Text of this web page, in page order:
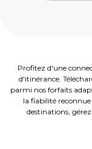
Profitez d'une
d'itinérance.
parmi nos forfaits
la fiabilité
destinations,